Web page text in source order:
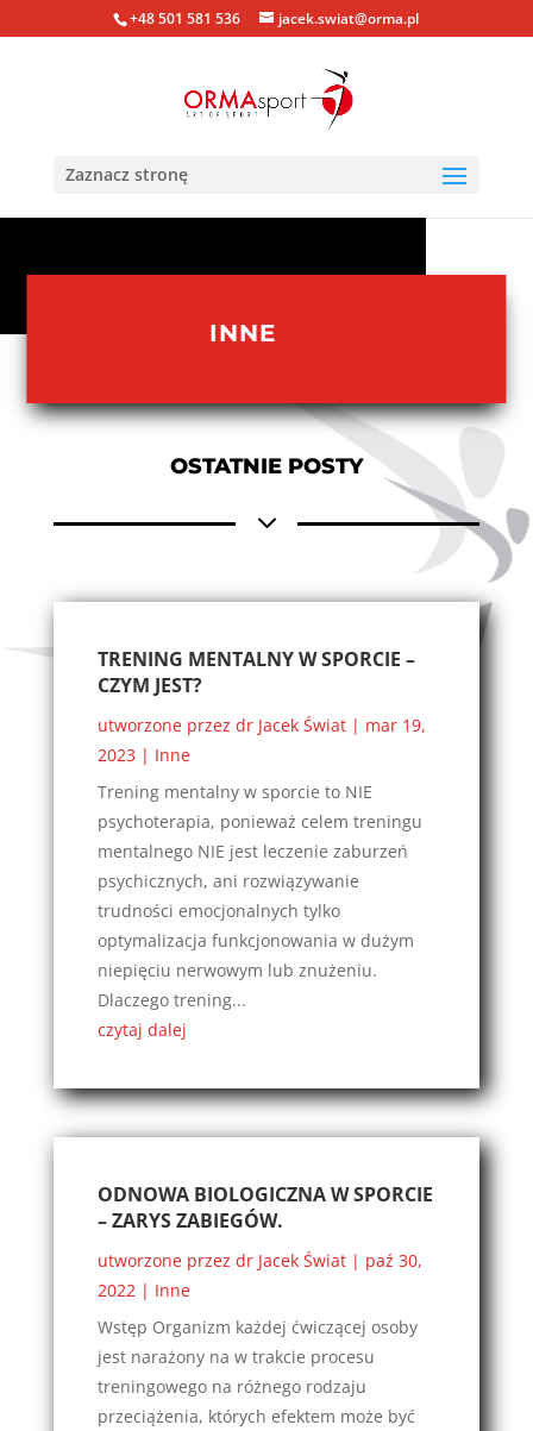
+48 501 581 536 jacek.swiat@orma.pl
Zaznacz stronę
INNE
OSTATNIE POSTY
3
TRENING MENTALNY W SPORCIE –
CZYM JEST?
utworzone przez dr Jacek Świat| mar 19,
2023 | Inne
Trening mentalny w sporcie to NIE
psychoterapia, ponieważ celem treningu
mentalnego NIE jest leczenie zaburzeń
psychicznych, ani rozwiązywanie
trudności emocjonalnych tylko
optymalizacja funkcjonowania w dużym
niepięciu nerwowym lub znużeniu.
Dlaczego trening...
czytaj dalej
ODNOWA BIOLOGICZNA W SPORCIE
– ZARYS ZABIEGÓW.
utworzone przez dr Jacek Świat| paź 30,
2022| Inne
Wstęp Organizm każdej ćwiczącej osoby
jest narażony na w trakcie procesu
treningowego na różnego rodzaju
przeciążenia, których efektem może być